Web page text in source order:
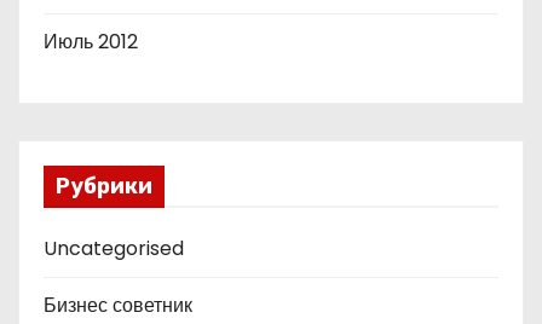
Июль 2012
Рубрики
Uncategorised
Бизнес советник